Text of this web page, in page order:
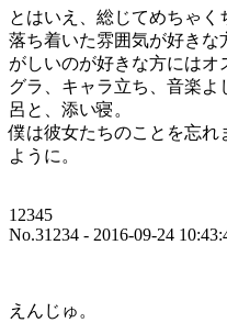
とはいえ、総じてめちゃく
落ち着いた雰囲気が好きな
がしいのが好きな方にはオ
グラ、キャラ立ち、音楽
呂と、添い寝。
僕は彼女たちのことを忘れ
ように。
12345
No.31234 - 2016-09-24
えんじゅ。